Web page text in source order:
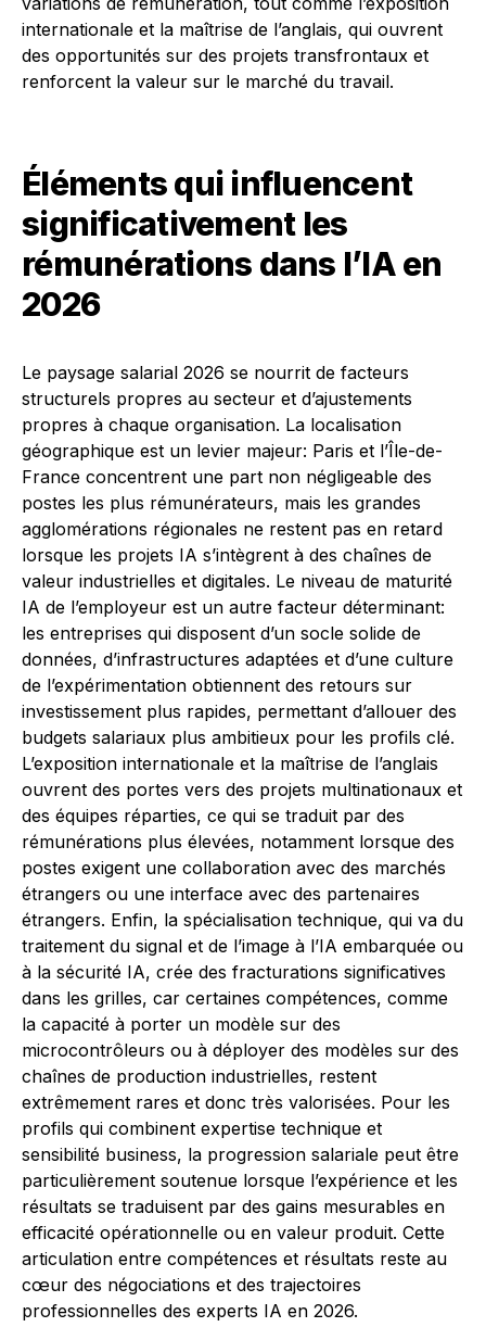
internationale et la maîtrise de l’anglais, qui ouvrent
des opportunités sur des projets transfrontaux et
renforcent la valeur sur le marché du travail.
Éléments qui influencent
significativement les
rémunérations dans l’IA en
2026
Le paysage salarial 2026 se nourrit de facteurs
structurels propres au secteur et d’ajustements
propres à chaque organisation. La localisation
géographique est un levier majeur: Paris et l’Île-de-
France concentrent une part non négligeable des
postes les plus rémunérateurs, mais les grandes
agglomérations régionales ne restent pas en retard
lorsque les projets IA s’intègrent à des chaînes de
valeur industrielles et digitales. Le niveau de maturité
IA de l’employeur est un autre facteur déterminant:
les entreprises qui disposent d’un socle solide de
données, d’infrastructures adaptées et d’une culture
de l’expérimentation obtiennent des retours sur
investissement plus rapides, permettant d’allouer des
budgets salariaux plus ambitieux pour les profils clé.
L’exposition internationale et la maîtrise de l’anglais
ouvrent des portes vers des projets multinationaux et
des équipes réparties, ce qui se traduit par des
rémunérations plus élevées, notamment lorsque des
postes exigent une collaboration avec des marchés
étrangers ou une interface avec des partenaires
étrangers. Enfin, la spécialisation technique, qui va du
traitement du signal et de l’image à l’IA embarquée ou
à la sécurité IA, crée des fracturations significatives
dans les grilles, car certaines compétences, comme
la capacité à porter un modèle sur des
microcontrôleurs ou à déployer des modèles sur des
chaînes de production industrielles, restent
extrêmement rares et donc très valorisées. Pour les
profils qui combinent expertise technique et
sensibilité business, la progression salariale peut être
particulièrement soutenue lorsque l’expérience et les
résultats se traduisent par des gains mesurables en
efficacité opérationnelle ou en valeur produit. Cette
articulation entre compétences et résultats reste au
cœur des négociations et des trajectoires
professionnelles des experts IA en 2026.